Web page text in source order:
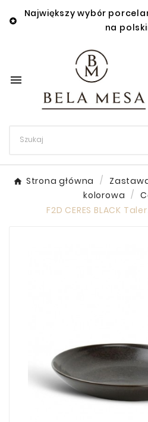

Największy wybór
na

Strona główna
kolorowa
F2D CERES BLACK